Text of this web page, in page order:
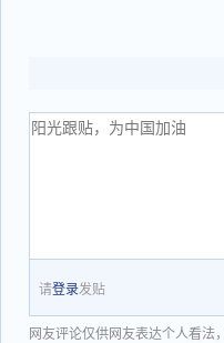
请登录发贴
网友评论仅供网友表达个人看法